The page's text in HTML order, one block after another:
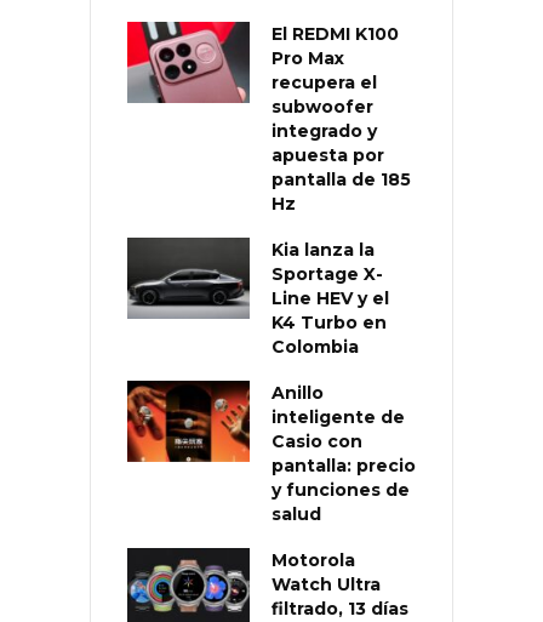
El REDMI K100
Pro Max
recupera el
subwoofer
integrado y
apuesta por
pantalla de 185
Hz
Kia lanza la
Sportage X-
Line HEV y el
K4 Turbo en
Colombia
Anillo
inteligente de
Casio con
pantalla: precio
y funciones de
salud
Motorola
Watch Ultra
filtrado, 13 días